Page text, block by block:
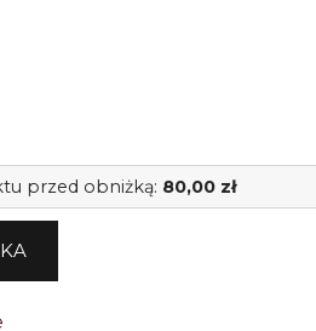
przed obniżką: 80,00 zł